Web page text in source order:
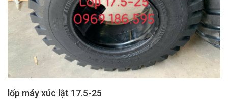
lốp máy xúc lật 17.5-25